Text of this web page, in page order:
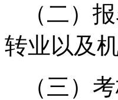
（二）
转业以及
（三）